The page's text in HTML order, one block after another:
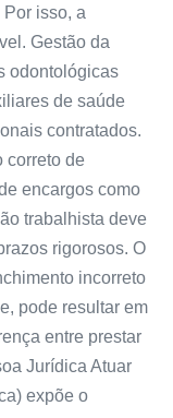
isso, a
Gestão da
odontológicas
de saúde
contratados.
correto de
encargos como
trabalhista deve
rigorosos. O
incorreto
pode resultar em
entre prestar
Jurídica Atuar
expõe o